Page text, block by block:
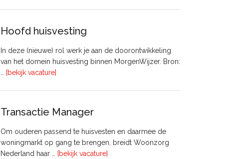
Hoofd huisvesting
In deze (nieuwe) rol werk je aan de doorontwikkeling
van het domein huisvesting binnen MorgenWijzer. Bron:
[bekijk vacature]
Transactie Manager
Om ouderen passend te huisvesten en daarmee de
woningmarkt op gang te brengen, breidt Woonzorg
Nederland haar …
[bekijk vacature]